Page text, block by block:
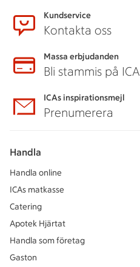
Kundservice
Kontakta oss
Massa erbjudanden
Bli stammis på ICA
ICAs inspirationsmejl
Prenumerera
Handla
Handla online
ICAs matkasse
Catering
Apotek Hjärtat
Handla som företag
Gaston